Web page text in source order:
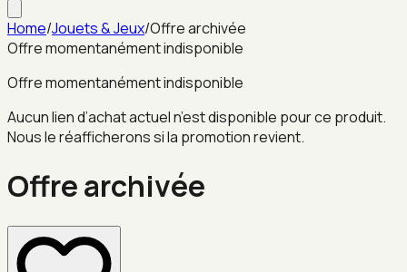
Home/Jouets & Jeux/Offre archivée
Offre momentanément indisponible
Offre momentanément indisponible
Aucun lien d’achat actuel n’est disponible pour ce produit.
Nous le réafficherons si la promotion revient.
Offre archivée